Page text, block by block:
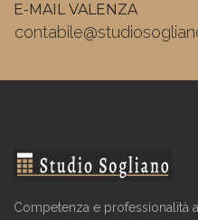
E-MAIL VALENZA
Competenza e professionalità